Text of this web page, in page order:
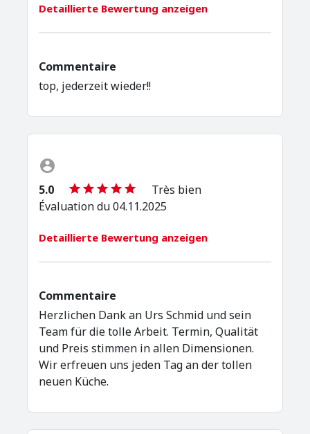
Detaillierte Bewertung anzeigen
Commentaire
top, jederzeit wieder!!
5.0
Très bien
Évaluation du 04.11.2025
Detaillierte Bewertung anzeigen
Commentaire
Herzlichen Dank an Urs Schmid und sein
Team für die tolle Arbeit. Termin, Qualität
und Preis stimmen in allen Dimensionen.
Wir erfreuen uns jeden Tag an der tollen
neuen Küche.